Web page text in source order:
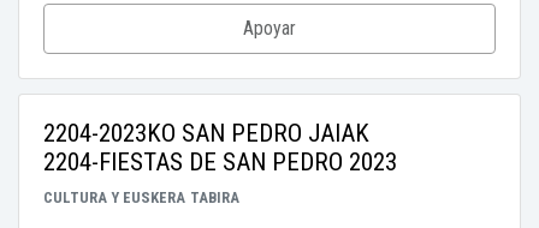
Apoyar
2204-2023KO SAN PEDRO JAIAK
2204-FIESTAS DE SAN PEDRO 2023
CULTURA Y EUSKERA TABIRA